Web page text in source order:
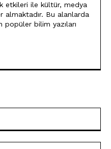
etkileri ile kültür, medya
almaktadır. Bu alanlarda
bilim yazıları